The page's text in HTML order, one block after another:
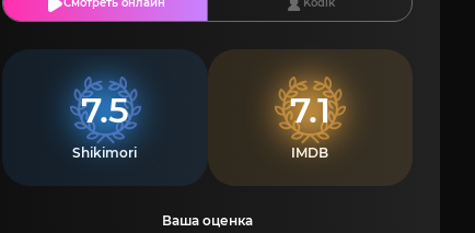
7.5
Shikimori
7.1
IMDB
Ваша оценка